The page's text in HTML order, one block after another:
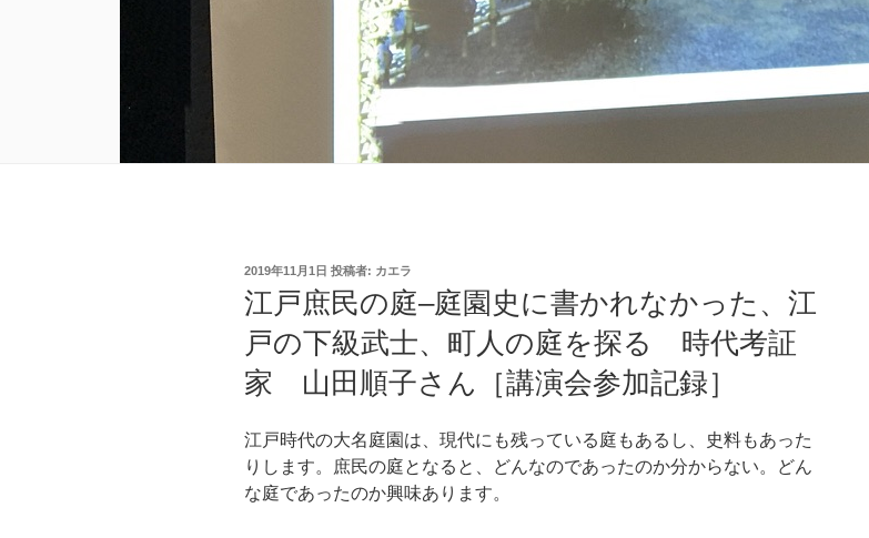
投
稿
日:
2019年11月1日 投稿者: カエラ
江戸庶民の庭–庭園史に書かれなかった、江
戸の下級武士、町人の庭を探る 時代考証
家 山田順子さん［講演会参加記録］
江戸時代の大名庭園は、現代にも残っている庭もあるし、史料もあった
りします。庶民の庭となると、どんなのであったのか分からない。どん
な庭であったのか興味あります。